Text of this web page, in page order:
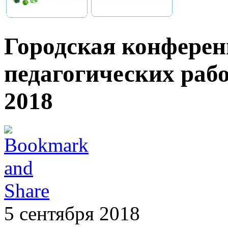
Городская
педагогических
2018
5 сентября 2018